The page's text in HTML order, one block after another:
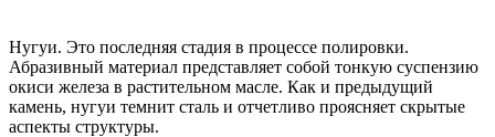
Нугуи. Это последняя стадия в процессе полировки.
Абразивный материал представляет собой тонкую суспензию
окиси железа в растительном масле. Как и предыдущий
камень, нугуи темнит сталь и отчетливо проясняет скрытые
аспекты структуры.